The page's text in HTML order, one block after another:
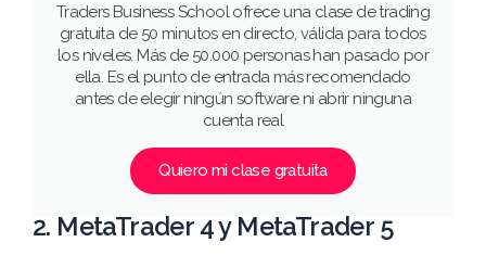
Traders Business School ofrece una clase de trading
gratuita de 50 minutos en directo, válida para todos
los niveles. Más de 50.000 personas han pasado por
ella. Es el punto de entrada más recomendado
antes de elegir ningún software ni abrir ninguna
cuenta real
Quiero mi clase gratuita
2. MetaTrader 4 y MetaTrader 5